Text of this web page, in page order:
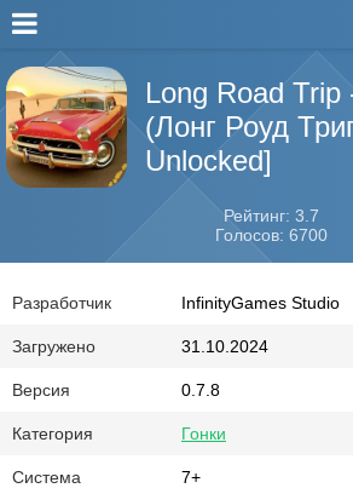
Long Road Trip
(Лонг Роуд
Unlocked]
Рейтинг: 3.7
Голосов: 6700
Разработчик InfinityGames Studio
Загружено 31.10.2024
Версия 0.7.8
Категория Гонки
Система 7+